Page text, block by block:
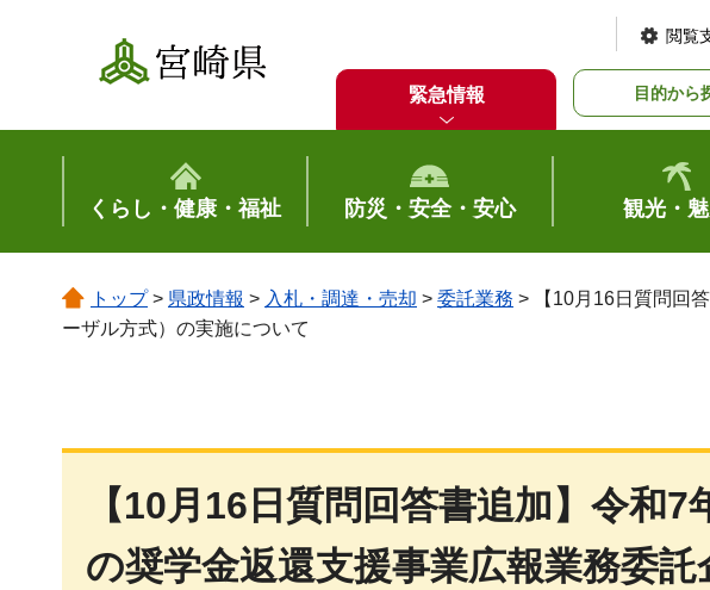
宮崎県
閲覧
緊急情報 目的から
くらし・健康・福祉 防災・安全・安心 観光・
トップ> 県政情報 > 入札・調達・売却 > 委託業務 > 【10月16日質問回
ーザル方式）の実施について
【10月16日質問回答書追加】令和
の奨学金返還支援事業広報業務委